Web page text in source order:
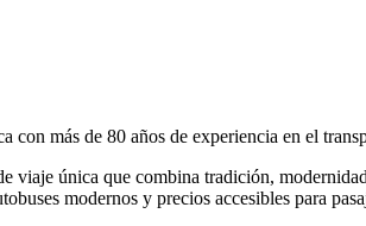
más de 80 años de experiencia en el
viaje única que combina tradición,
modernos y precios accesibles para